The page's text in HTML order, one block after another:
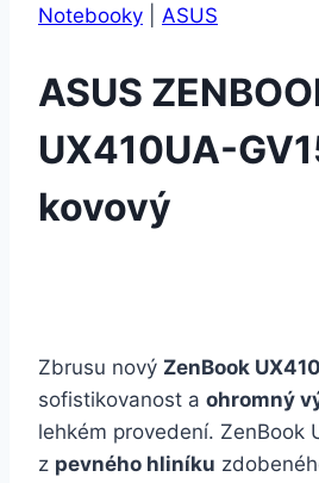
Notebooky ASUS
ASUS
UX410UA-
kovový
Zbrusu nový ZenBook UX410
sofistikovanost a ohromný
lehkém provedení. ZenBook
z pevného hliníku